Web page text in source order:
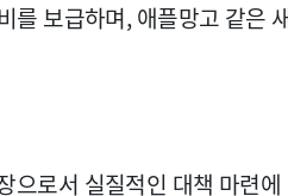
를 보급하며, 애플망고 같은
으로서 실질적인 대책 마련